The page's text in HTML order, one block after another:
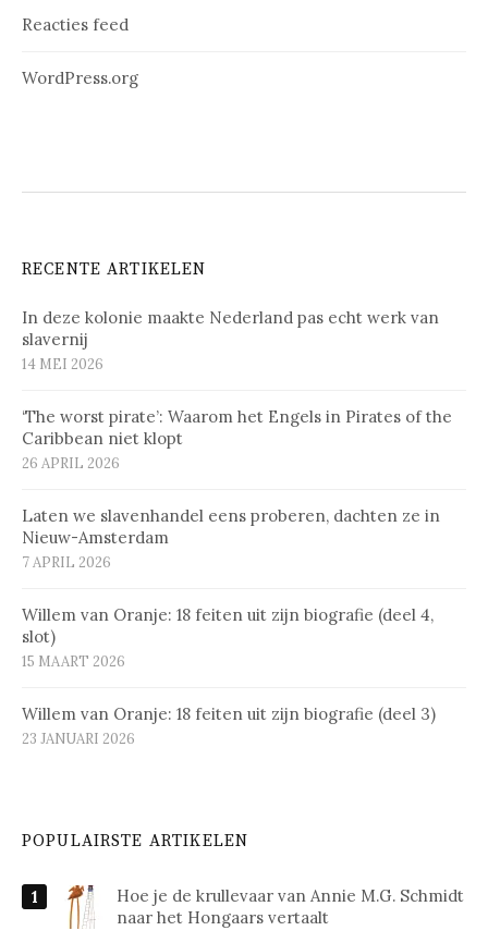
Reacties feed
WordPress.org
RECENTE ARTIKELEN
In deze kolonie maakte Nederland pas echt werk van
slavernij
14 MEI 2026
‘The worst pirate’: Waarom het Engels in Pirates of the
Caribbean niet klopt
26 APRIL 2026
Laten we slavenhandel eens proberen, dachten ze in
Nieuw-Amsterdam
7 APRIL 2026
Willem van Oranje: 18 feiten uit zijn biografie (deel 4,
slot)
15 MAART 2026
Willem van Oranje: 18 feiten uit zijn biografie (deel 3)
23 JANUARI 2026
POPULAIRSTE ARTIKELEN
Hoe je de krullevaar van Annie M.G. Schmidt
naar het Hongaars vertaalt